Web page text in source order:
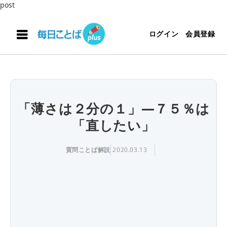
post
ログイン 会員登録
「薄さは２分の１」―７５％は
「直したい」
質問ことば解説 2020.03.13